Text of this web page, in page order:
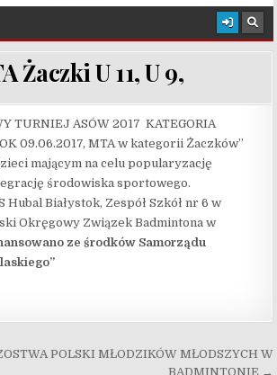
Żaczki U 11, U 9,
TURNIEJ ASÓW 2017 KATEGORIA
09.06.2017, MTA w kategorii Żaczków”
mającym na celu popularyzację
środowiska sportowego.
Białystok, Zespół Szkół nr 6 w
Okręgowy Związek Badmintona w
ze środków Samorządu
wpisuPOLSKI MŁODZIKÓW MŁODSZYCH W
BADMINTONIE →